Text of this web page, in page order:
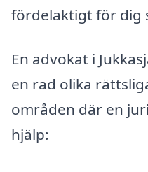
fördelaktigt för dig
En advokat i
en rad olika
områden där en
hjälp: